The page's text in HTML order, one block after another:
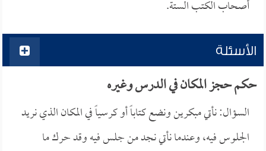
أصحاب الكتب الستة.
الأسئلة
حكم حجز المكان في الدرس وغيره
السؤال: نأتي مبكرين ونضع كتاباً أو كرسياً في المكان الذي نريد
الجلوس فيه، وعندما نأتي نجد من جلس فيه وقد حرك ما